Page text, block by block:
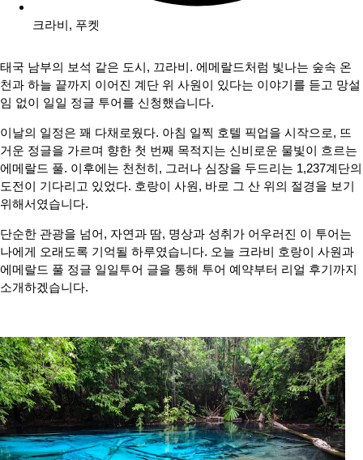
크라비 , 푸켓
태국 남부의 보석 같은 도시, 끄라비. 에메랄드처럼 빛나는 숲속 온
천과 하늘 끝까지 이어진 계단 위 사원이 있다는 이야기를 듣고 망설
임 없이 일일 정글 투어를 신청했습니다.
이날의 일정은 꽤 다채로웠다. 아침 일찍 호텔 픽업을 시작으로, 뜨
거운 정글을 가르며 향한 첫 번째 목적지는 신비로운 물빛이 흐르는
에메랄드 풀. 이후에는 천천히, 그러나 심장을 두드리는 1,237계단의
도전이 기다리고 있었다. 호랑이 사원, 바로 그 산 위의 절경을 보기
위해서였습니다.
단순한 관광을 넘어, 자연과 땀, 명상과 성취가 어우러진 이 투어는
나에게 오래도록 기억될 하루였습니다. 오늘 크라비 호랑이 사원과
에메랄드 풀 정글 일일투어 글을 통해 투어 예약부터 리얼 후기까지
소개하겠습니다.